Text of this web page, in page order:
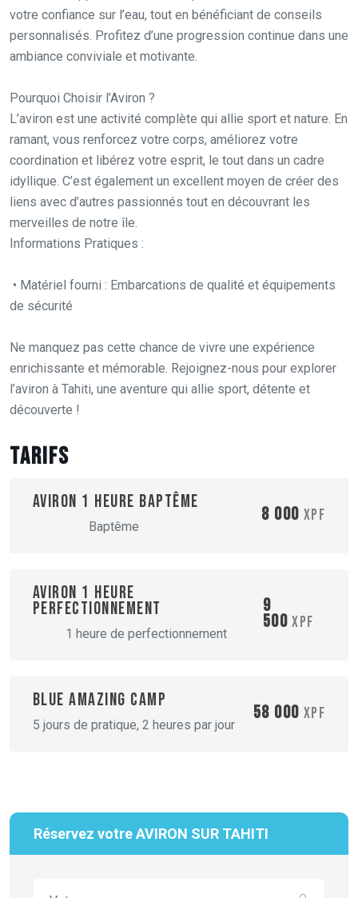
votre confiance sur l’eau, tout en bénéficiant de conseils
personnalisés. Profitez d’une progression continue dans une
ambiance conviviale et motivante.
Pourquoi Choisir l’Aviron ?
L’aviron est une activité complète qui allie sport et nature. En
ramant, vous renforcez votre corps, améliorez votre
coordination et libérez votre esprit, le tout dans un cadre
idyllique. C’est également un excellent moyen de créer des
liens avec d’autres passionnés tout en découvrant les
merveilles de notre île.
Informations Pratiques :
• Matériel fourni : Embarcations de qualité et équipements
de sécurité
Ne manquez pas cette chance de vivre une expérience
enrichissante et mémorable. Rejoignez-nous pour explorer
l’aviron à Tahiti, une aventure qui allie sport, détente et
découverte !
Tarifs
Aviron 1 heure baptême
Baptême
8 000 XPF
Aviron 1 heure
perfectionnement
1 heure de perfectionnement
9
500 XPF
Blue amazing camp
5 jours de pratique, 2 heures par jour
58 000 XPF
Réservez votre AVIRON SUR TAHITI